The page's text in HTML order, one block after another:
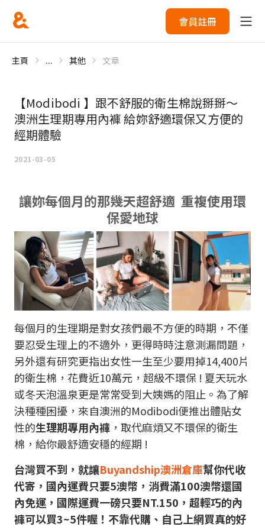
會員註冊
主頁 ... 其他 文章
【Modibodi 】跟不舒服的衛生棉說掰掰～
澳洲生理期專用內褲 給妳舒適環保又方便的
經期體驗
2021-03-05
讓妳每個月的那幾天超舒適 重複使用環
保愛地球
每個月的生理期是對女孩們最不方便的時期，不僅
要忍受生理上的不適外，更得時時注意測漏問題，
另外還有研究更指出女性一生至少要用掉14,400片
的衛生棉，花費近10萬元，超級不環保 ! 夏天玩水
或冬天泡溫泉更是常常受到大姨媽的阻止。為了解
決種種困擾，來自澳洲的Modibodi便推出體貼女
性的生理期專用內褲 ，取代麻煩又不環保的衛生
棉，給你最舒適安穩的經期 !
台灣買不到，就讓Buyandship澳洲倉庫幫你代收
代寄，國內運費只要5澳幣，消費滿100澳幣還國
內免運，國際運費一磅只要NT.150，超輕巧的內
褲可以買3~5件喔！不靠代購、自己上網買真的好